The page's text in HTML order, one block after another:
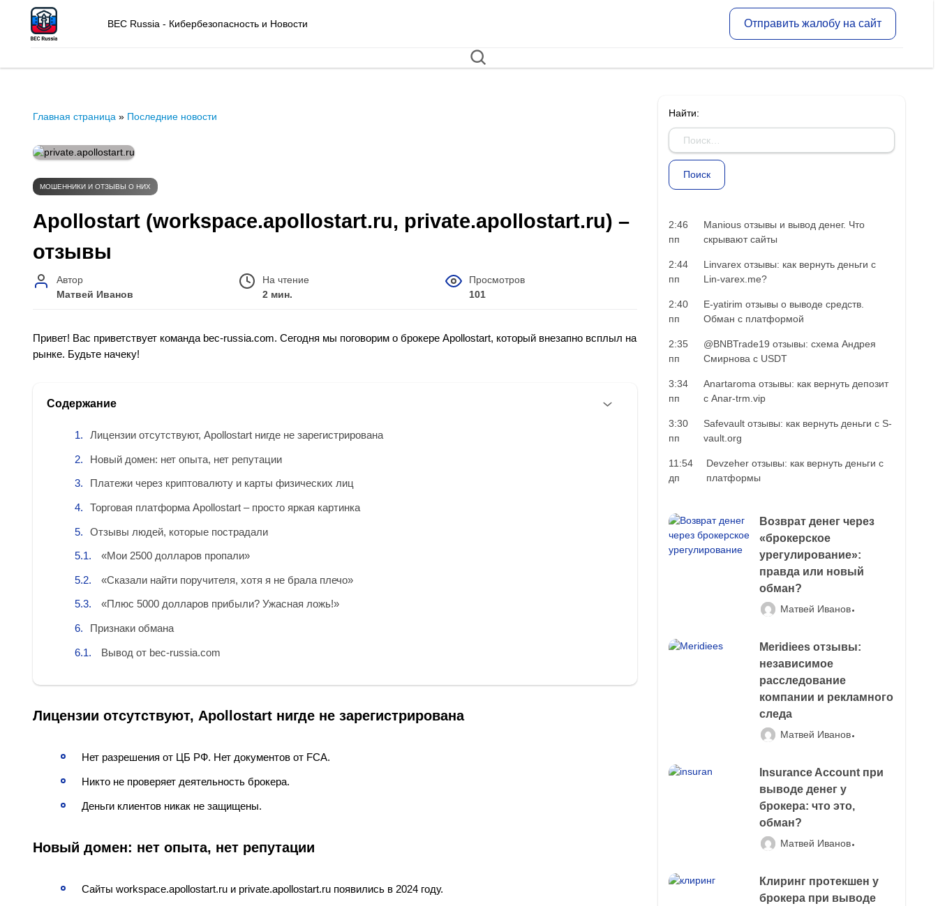
BEC Russia - Кибербезопасность и Новости Отправить жалобу на сайт
Главная страница » Последние новости
МОШЕННИКИ И ОТЗЫВЫ О НИХ
Apollostart (workspace.apollostart.ru, private.apollostart.ru) –
отзывы
Автор
Матвей Иванов
На чтение
2 мин.
Просмотров
101
Привет! Вас приветствует команда bec-russia.com. Сегодня мы поговорим о брокере Apollostart, который внезапно всплыл на
рынке. Будьте начеку!
Содержание
Лицензии отсутствуют, Apollostart нигде не зарегистрирована
Новый домен: нет опыта, нет репутации
Платежи через криптовалюту и карты физических лиц
Торговая платформа Apollostart – просто яркая картинка
Отзывы людей, которые пострадали
«Мои 2500 долларов пропали»
«Сказали найти поручителя, хотя я не брала плечо»
«Плюс 5000 долларов прибыли? Ужасная ложь!»
Признаки обмана
Вывод от bec-russia.com
Лицензии отсутствуют, Apollostart нигде не зарегистрирована
Нет разрешения от ЦБ РФ. Нет документов от FCA.
Никто не проверяет деятельность брокера.
Деньги клиентов никак не защищены.
Новый домен: нет опыта, нет репутации
Сайты workspace.apollostart.ru и private.apollostart.ru появились в 2024 году.
Найти:
2:46
пп
Manious отзывы и вывод денег. Что
скрывают сайты
2:44
пп
Linvarex отзывы: как вернуть деньги с
Lin-varex.me?
2:40
пп
E-yatirim отзывы о выводе средств.
Обман с платформой
2:35
пп
@BNBTrade19 отзывы: схема Андрея
Смирнова с USDT
3:34
пп
Anartaroma отзывы: как вернуть депозит
с Anar-trm.vip
3:30
пп
Safevault отзывы: как вернуть деньги с S-
vault.org
11:54
дп
Devzeher отзывы: как вернуть деньги с
платформы
Возврат денег через
«брокерское
урегулирование»:
правда или новый
обман?
Матвей Иванов
Meridiees отзывы:
независимое
расследование
компании и рекламного
следа
Матвей Иванов
Insurance Account при
выводе денег у
брокера: что это,
обман?
Матвей Иванов
Клиринг протекшен у
брокера при выводе